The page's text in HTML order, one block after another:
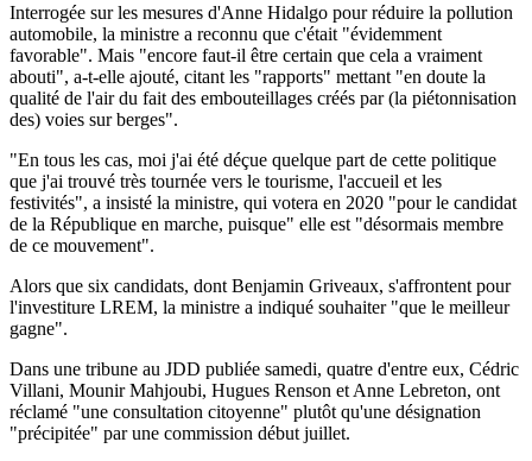
Interrogée sur les mesures d'Anne Hidalgo pour réduire la pollution
automobile, la ministre a reconnu que c'était "évidemment
favorable". Mais "encore faut-il être certain que cela a vraiment
abouti", a-t-elle ajouté, citant les "rapports" mettant "en doute la
qualité de l'air du fait des embouteillages créés par (la piétonnisation
des) voies sur berges".
"En tous les cas, moi j'ai été déçue quelque part de cette politique
que j'ai trouvé très tournée vers le tourisme, l'accueil et les
festivités", a insisté la ministre, qui votera en 2020 "pour le candidat
de la République en marche, puisque" elle est "désormais membre
de ce mouvement".
Alors que six candidats, dont Benjamin Griveaux, s'affrontent pour
l'investiture LREM, la ministre a indiqué souhaiter "que le meilleur
gagne".
Dans une tribune au JDD publiée samedi, quatre d'entre eux, Cédric
Villani, Mounir Mahjoubi, Hugues Renson et Anne Lebreton, ont
réclamé "une consultation citoyenne" plutôt qu'une désignation
"précipitée" par une commission début juillet.